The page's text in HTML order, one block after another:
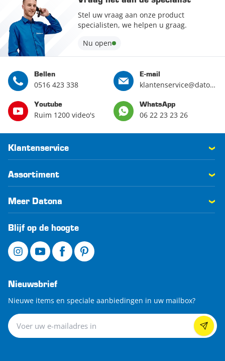
Stel uw vraag aan onze product
specialisten, we helpen u graag.
Nu open
Bellen
0516 423 338
E-mail
klantenservice@datona.nl
Youtube
Ruim 1200 video's
WhatsApp
06 22 23 23 26
Klantenservice
Assortiment
Meer Datona
Blijf op de hoogte
Nieuwsbrief
Nieuwe items en speciale aanbiedingen in uw mailbox?
Nieuwsbrief